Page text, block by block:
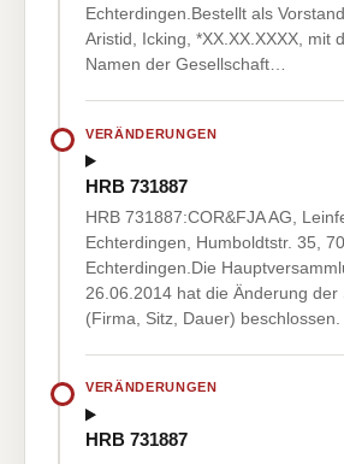
Echterdingen.Bestellt als
Aristid, Icking, *XX.XX.XXXX, mit
Namen der Gesellschaft…
VERÄNDERUNGEN
HRB 731887
HRB 731887:COR&FJA AG,
Echterdingen, Humboldtstr. 35,
Echterdingen.Die
26.06.2014 hat die Änderung der
(Firma, Sitz, Dauer) beschlossen.
VERÄNDERUNGEN
HRB 731887